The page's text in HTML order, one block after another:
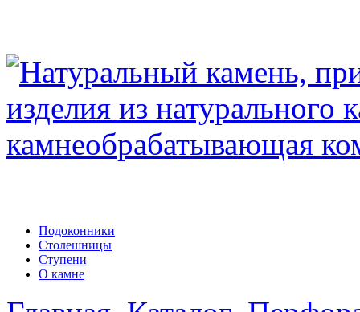
Подоконники
Столешницы
Ступени
О камне